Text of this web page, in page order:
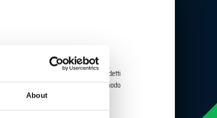
About
di superfici di controllo. Questi cosiddetti
a uno di questi assi funziona in modo